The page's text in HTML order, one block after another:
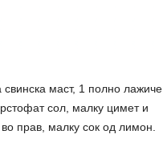
маст, 1 полно лажиче
сол, малку цимет и
прав, малку сок од лимон.